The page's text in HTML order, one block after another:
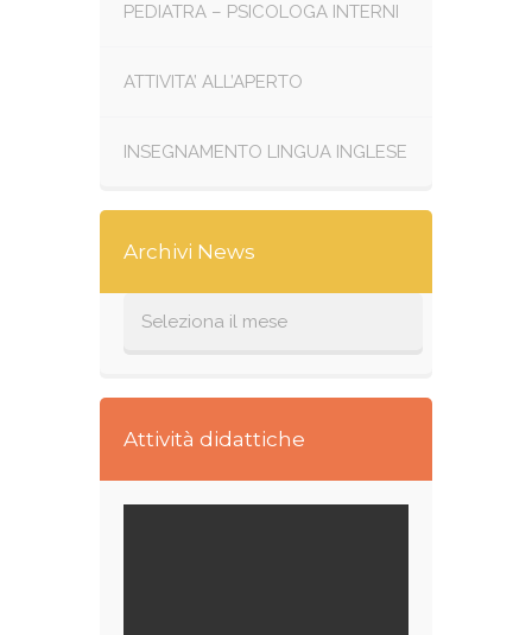
PEDIATRA – PSICOLOGA INTERNI
ATTIVITA’ ALL’APERTO
INSEGNAMENTO LINGUA INGLESE
Archivi News
Attività didattiche